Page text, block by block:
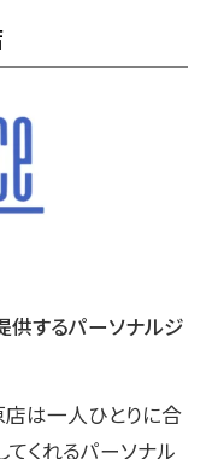
供するパーソナルジ
は一人ひとりに合
くれるパーソナル